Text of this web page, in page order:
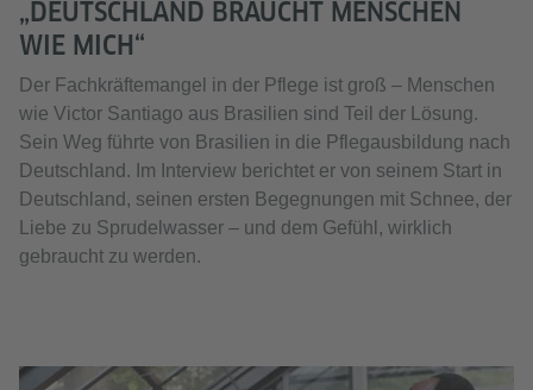
„DEUTSCHLAND BRAUCHT MENSCHEN
WIE MICH“
Der Fachkräftemangel in der Pflege ist groß – Menschen
wie Victor Santiago aus Brasilien sind Teil der Lösung.
Sein Weg führte von Brasilien in die Pflegausbildung nach
Deutschland. Im Interview berichtet er von seinem Start in
Deutschland, seinen ersten Begegnungen mit Schnee, der
Liebe zu Sprudelwasser – und dem Gefühl, wirklich
gebraucht zu werden.